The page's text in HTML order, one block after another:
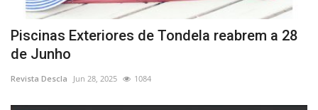
Piscinas Exteriores de Tondela reabrem a 28
de Junho
Revista Descla Jun 28, 2025 1084